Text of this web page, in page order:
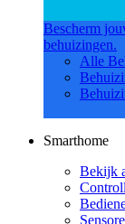
Bescherm
behuizingen.
Alle
Smarthome
Bekijk